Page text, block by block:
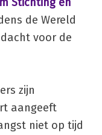
de Wereld
voor de
zijn
aangeeft
niet op tijd